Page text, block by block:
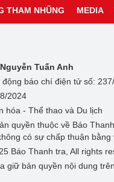
THAM NHŨNG MEDIA
Nguyễn Tuấn Anh
báo chí điện tử số:
2024
hóa - Thể thao và Du lịch
quyền thuộc về Báo
có sự chấp thuận bằng
Báo Thanh tra, All rights
giữ bản quyền nội dung